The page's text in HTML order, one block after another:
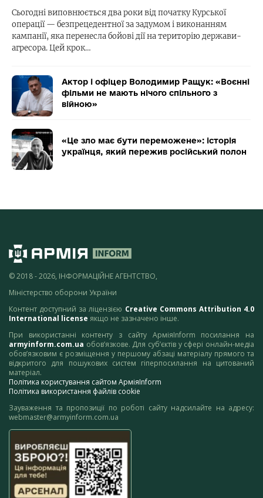
Сьогодні виповнюється два роки від початку Курської
операції — безпрецедентної за задумом і виконанням
кампанії, яка перенесла бойові дії на територію держави-
агресора. Цей крок…
Актор і офіцер Володимир Ращук: «Воєнні
фільми не мають нічого спільного з
війною»
«Це зло має бути переможене»: історія
українця, який пережив російський полон
© 2018 - 2026, ІНФОРМАЦІЙНЕ АГЕНТСТВО,
Міністерство оборони України
Контент доступний за ліцензією Creative Commons Attribution 4.0
International license якщо не зазначено інше.
При використанні контенту з сайту АрміяInform посилання на
armyinform.com.ua обов’язкове. Для суб’єктів у сфері онлайн-медіа
обов’язковим є розміщення у першому абзаці матеріалу прямого та
відкритого для пошукових систем гіперпосилання на цитований
матеріал.
Політика користування сайтом АрміяInform
Політика використання файлів cookie
Зауваження та пропозиції по роботі сайту надсилайте на адресу:
webmaster@armyinform.com.ua